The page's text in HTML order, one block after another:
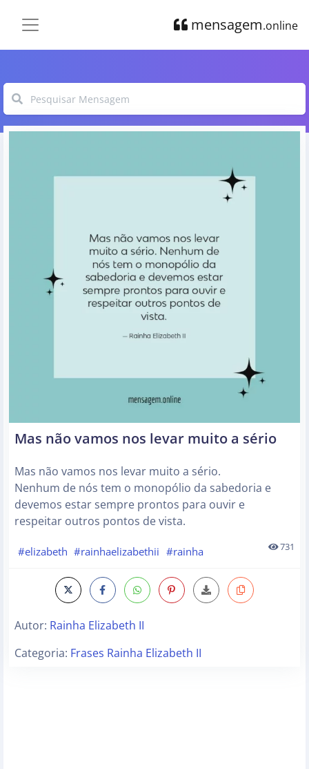
mensagem.online
Mas não vamos nos levar muito a sério
Mas não vamos nos levar muito a sério.
Nenhum de nós tem o monopólio da sabedoria e
devemos estar sempre prontos para ouvir e
respeitar outros pontos de vista.
#elizabeth #rainhaelizabethii #rainha 731
Autor: Rainha Elizabeth II
Categoria: Frases Rainha Elizabeth II